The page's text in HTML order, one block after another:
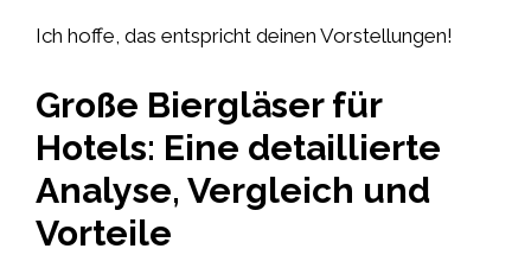
Ich hoffe, das entspricht deinen Vorstellungen!
Große Biergläser für
Hotels: Eine detaillierte
Analyse, Vergleich und
Vorteile